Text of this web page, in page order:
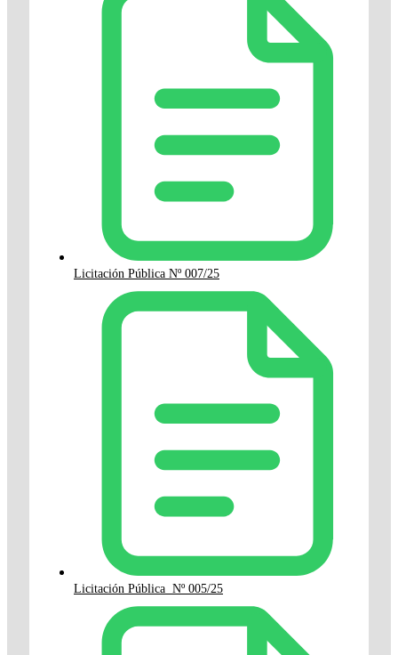
Licitación Pública Nº 007/25
Licitación Pública Nº 005/25